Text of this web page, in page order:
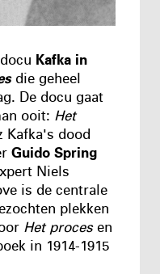
Kafka in
die geheel
De docu gaat
ooit: Het
Kafka's dood
Guido Spring
Niels
is de centrale
plekken
Het procesen
in 1914-1915